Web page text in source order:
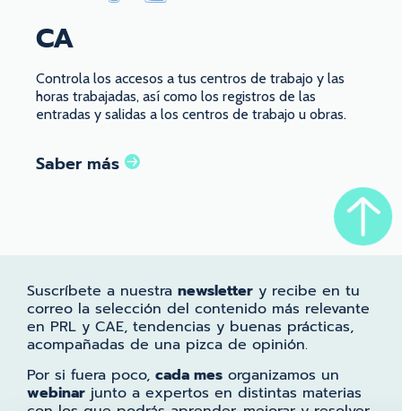
CA
Controla los accesos a tus centros de trabajo y las
horas trabajadas, así como los registros de las
entradas y salidas a los centros de trabajo u obras.
Saber más
Suscríbete a nuestra newsletter y recibe en tu
correo la selección del contenido más relevante
en PRL y CAE, tendencias y buenas prácticas,
acompañadas de una pizca de opinión.
Por si fuera poco, cada mes organizamos un
webinar junto a expertos en distintas materias